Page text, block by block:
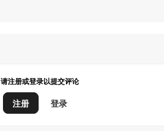
请注册或登录以提交评论
注册 登录